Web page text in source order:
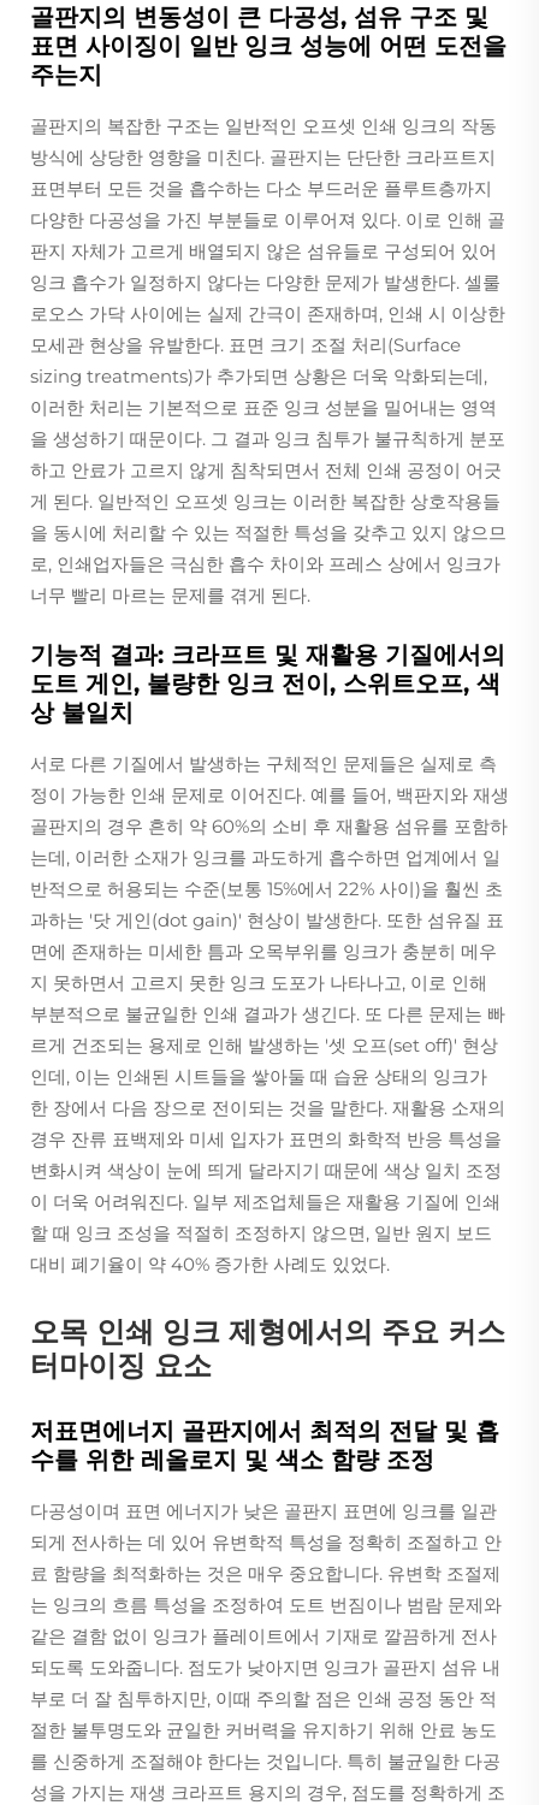
골판지의 변동성이 큰 다공성, 섬유 구조 및
표면 사이징이 일반 잉크 성능에 어떤 도전을
주는지
골판지의 복잡한 구조는 일반적인 오프셋 인쇄 잉크의 작동
방식에 상당한 영향을 미친다. 골판지는 단단한 크라프트지
표면부터 모든 것을 흡수하는 다소 부드러운 플루트층까지
다양한 다공성을 가진 부분들로 이루어져 있다. 이로 인해 골
판지 자체가 고르게 배열되지 않은 섬유들로 구성되어 있어
잉크 흡수가 일정하지 않다는 다양한 문제가 발생한다. 셀룰
로오스 가닥 사이에는 실제 간극이 존재하며, 인쇄 시 이상한
모세관 현상을 유발한다. 표면 크기 조절 처리(Surface
sizing treatments)가 추가되면 상황은 더욱 악화되는데,
이러한 처리는 기본적으로 표준 잉크 성분을 밀어내는 영역
을 생성하기 때문이다. 그 결과 잉크 침투가 불규칙하게 분포
하고 안료가 고르지 않게 침착되면서 전체 인쇄 공정이 어긋
게 된다. 일반적인 오프셋 잉크는 이러한 복잡한 상호작용들
을 동시에 처리할 수 있는 적절한 특성을 갖추고 있지 않으므
로, 인쇄업자들은 극심한 흡수 차이와 프레스 상에서 잉크가
너무 빨리 마르는 문제를 겪게 된다.
기능적 결과: 크라프트 및 재활용 기질에서의
도트 게인, 불량한 잉크 전이, 스위트오프, 색
상 불일치
서로 다른 기질에서 발생하는 구체적인 문제들은 실제로 측
정이 가능한 인쇄 문제로 이어진다. 예를 들어, 백판지와 재생
골판지의 경우 흔히 약 60%의 소비 후 재활용 섬유를 포함하
는데, 이러한 소재가 잉크를 과도하게 흡수하면 업계에서 일
반적으로 허용되는 수준(보통 15%에서 22% 사이)을 훨씬 초
과하는 '닷 게인(dot gain)' 현상이 발생한다. 또한 섬유질 표
면에 존재하는 미세한 틈과 오목부위를 잉크가 충분히 메우
지 못하면서 고르지 못한 잉크 도포가 나타나고, 이로 인해
부분적으로 불균일한 인쇄 결과가 생긴다. 또 다른 문제는 빠
르게 건조되는 용제로 인해 발생하는 '셋 오프(set off)' 현상
인데, 이는 인쇄된 시트들을 쌓아둘 때 습윤 상태의 잉크가
한 장에서 다음 장으로 전이되는 것을 말한다. 재활용 소재의
경우 잔류 표백제와 미세 입자가 표면의 화학적 반응 특성을
변화시켜 색상이 눈에 띄게 달라지기 때문에 색상 일치 조정
이 더욱 어려워진다. 일부 제조업체들은 재활용 기질에 인쇄
할 때 잉크 조성을 적절히 조정하지 않으면, 일반 원지 보드
대비 폐기율이 약 40% 증가한 사례도 있었다.
오목 인쇄 잉크 제형에서의 주요 커스
터마이징 요소
저표면에너지 골판지에서 최적의 전달 및 흡
수를 위한 레올로지 및 색소 함량 조정
다공성이며 표면 에너지가 낮은 골판지 표면에 잉크를 일관
되게 전사하는 데 있어 유변학적 특성을 정확히 조절하고 안
료 함량을 최적화하는 것은 매우 중요합니다. 유변학 조절제
는 잉크의 흐름 특성을 조정하여 도트 번짐이나 범람 문제와
같은 결함 없이 잉크가 플레이트에서 기재로 깔끔하게 전사
되도록 도와줍니다. 점도가 낮아지면 잉크가 골판지 섬유 내
부로 더 잘 침투하지만, 이때 주의할 점은 인쇄 공정 동안 적
절한 불투명도와 균일한 커버력을 유지하기 위해 안료 농도
를 신중하게 조절해야 한다는 것입니다. 특히 불균일한 다공
성을 가지는 재생 크라프트 용지의 경우, 점도를 정확하게 조